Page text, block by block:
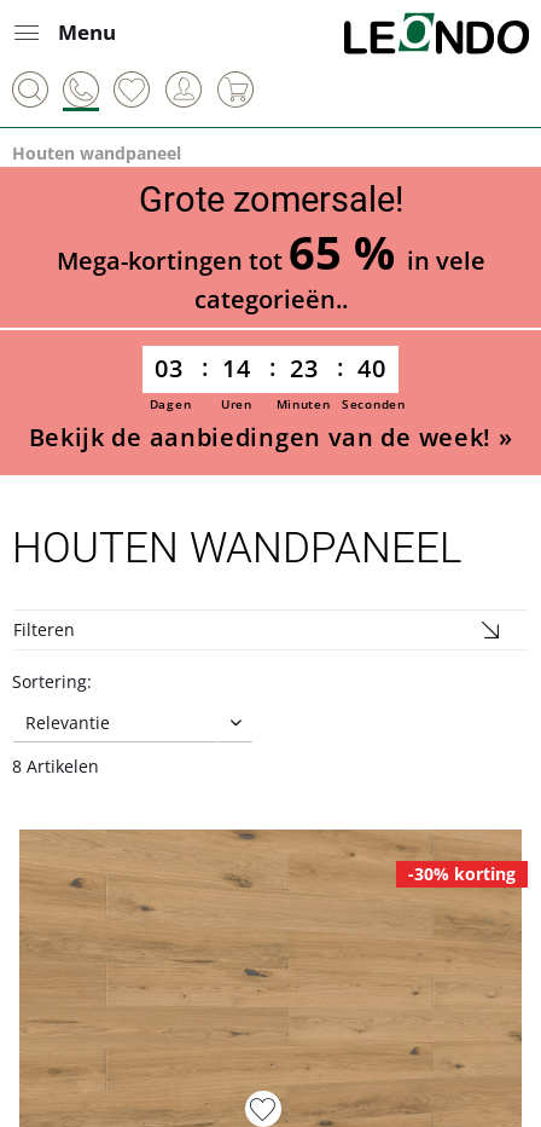
Menu
Houten wandpaneel
Grote zomersale!
Mega-kortingen tot 65 % in vele
categorieën..
03 14 23 39
Dagen Uren Minuten Seconden
Bekijk de aanbiedingen van de week! »
HOUTEN WANDPANEEL
Filteren
Sortering:
8 Artikelen
-30% korting